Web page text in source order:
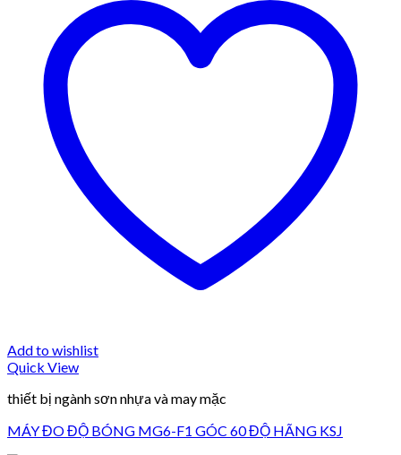
Add to wishlist
Quick View
thiết bị ngành sơn nhựa và may mặc
MÁY ĐO ĐỘ BÓNG MG6-F1 GÓC 60 ĐỘ HÃNG KSJ